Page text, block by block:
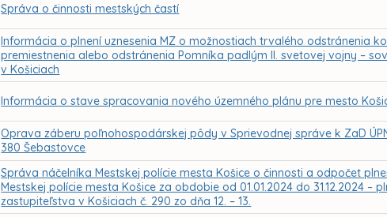
Správa o činnosti mestských častí
Informácia o plnení uznesenia MZ o možnostiach trvalého odstránenia
premiestnenia alebo odstránenia Pomníka padlým II. svetovej vojny –
v Košiciach
Informácia o stave spracovania nového územného plánu pre mesto
Oprava záberu poľnohospodárskej pôdy v Sprievodnej správe k ZaD
380 Šebastovce
Správa náčelníka Mestskej polície mesta Košice o činnosti a odpočet
Mestskej polície mesta Košice za obdobie od 01.01.2024 do 31.12.2024 –
zastupiteľstva v Košiciach č. 290 zo dňa 12. – 13.